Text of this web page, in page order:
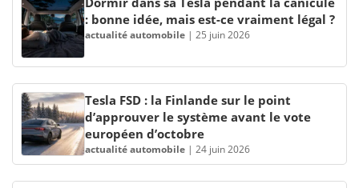
: bonne idée, mais est-ce vraiment légal ?
actualité automobile | 25 juin 2026
Tesla FSD : la Finlande sur le point
d’approuver le système avant le vote
européen d’octobre
actualité automobile | 24 juin 2026